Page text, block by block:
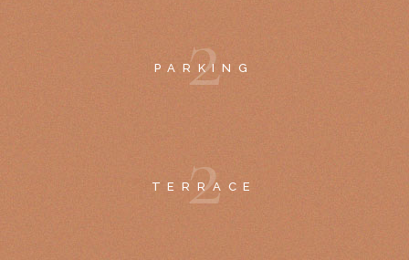
2
PARKING
2
TERRACE